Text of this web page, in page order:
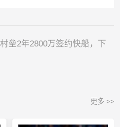
垒2年2800万签约快船，下
更多 >>